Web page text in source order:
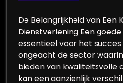
De Belangrijkheid van Een
Dienstverlening Een
essentieel voor het
ongeacht de sector
bieden van kwaliteitsvolle
kan een aanzienlijk